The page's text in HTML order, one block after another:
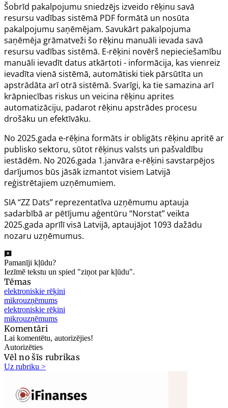
Šobrīd pakalpojumu sniedzējs izveido rēķinu savā
resursu vadības sistēmā PDF formātā un nosūta
pakalpojumu saņēmējam. Savukārt pakalpojuma
saņēmēja grāmatveži šo rēķinu manuāli ievada savā
resursu vadības sistēmā. E-rēķini novērš nepieciešamību
manuāli ievadīt datus atkārtoti - informācija, kas vienreiz
ievadīta vienā sistēmā, automātiski tiek pārsūtīta un
apstrādāta arī otrā sistēmā. Svarīgi, ka tie samazina arī
krāpniecības riskus un veicina rēķinu aprites
automatizāciju, padarot rēķinu apstrādes procesu
drošāku un efektīvāku.
No 2025.gada e-rēķina formāts ir obligāts rēķinu apritē ar
publisko sektoru, sūtot rēķinus valsts un pašvaldību
iestādēm. No 2026.gada 1.janvāra e-rēķini savstarpējos
darījumos būs jāsāk izmantot visiem Latvijā
reģistrētajiem uzņēmumiem.
SIA “ZZ Dats” reprezentatīva uzņēmumu aptauja
sadarbībā ar pētījumu aģentūru “Norstat” veikta
2025.gada aprīlī visā Latvijā, aptaujājot 1093 dažādu
nozaru uzņēmumus.
Pamanīji kļūdu?
Iezīmē tekstu un spied "ziņot par kļūdu".
Tēmas
elektroniskie rēķini
mikrouzņēmums
elektroniskie rēķini
mikrouzņēmums
Komentāri
Lai komentētu, autorizējies!
Autorizēties
Vēl no šīs rubrikas
Uz rubriku >